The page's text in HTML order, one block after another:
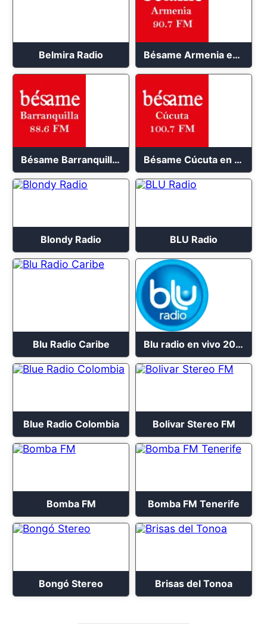
Belmira Radio Bésame Armenia en vivo 2023
Bésame Barranquilla en vivo 88.6 FM Bésame Cúcuta en vivo 2023
Blondy Radio BLU Radio
Blu Radio Caribe Blu radio en vivo 2023
Blue Radio Colombia Bolivar Stereo FM
Bomba FM Bomba FM Tenerife
Bongó Stereo Brisas del Tonoa